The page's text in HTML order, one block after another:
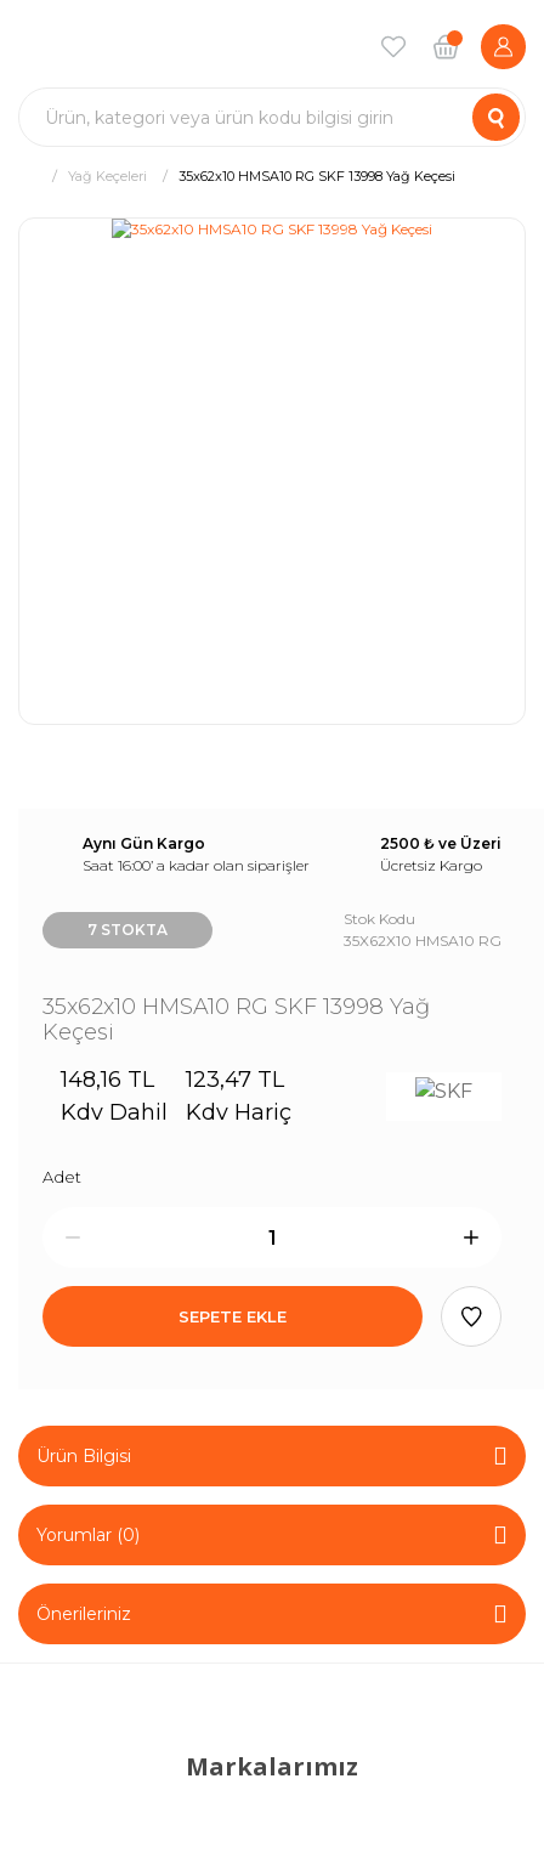
Yağ Keçeleri 35x62x10 HMSA10 RG SKF 13998 Yağ Keçesi
Aynı Gün Kargo
Saat 16:00’ a kadar olan siparişler
2500 ₺ ve Üzeri
Ücretsiz Kargo
7 STOKTA
Stok Kodu
35X62X10 HMSA10 RG
35x62x10 HMSA10 RG SKF 13998 Yağ
Keçesi
148,16 TL
Kdv Dahil
123,47 TL
Kdv Hariç
Adet
SEPETE EKLE
Ürün Bilgisi
Yorumlar (0)
Önerileriniz
Markalarımız